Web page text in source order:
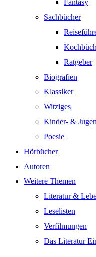
Fantasy
Sachbücher
Ratgeber
Biografien
Klassiker
Witziges
Kinder- &
Poesie
Hörbücher
Autoren
Weitere Themen
Literatur &
Leselisten
Verfilmungen
Das Literatur